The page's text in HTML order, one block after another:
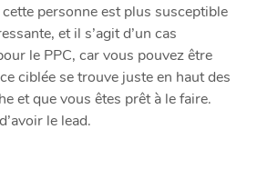
personne est plus susceptible
et il s’agit d’un cas
le PPC, car vous pouvez être
ciblée se trouve juste en haut des
et que vous êtes prêt à le faire.
le lead.